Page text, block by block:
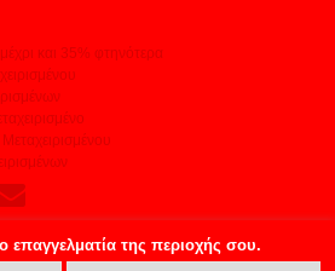
και 35% φτηνότερα